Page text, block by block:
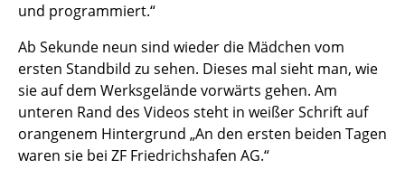
und programmiert.“
Ab Sekunde neun sind wieder die Mädchen vom
ersten Standbild zu sehen. Dieses mal sieht man, wie
sie auf dem Werksgelände vorwärts gehen. Am
unteren Rand des Videos steht in weißer Schrift auf
orangenem Hintergrund „An den ersten beiden Tagen
waren sie bei ZF Friedrichshafen AG.“